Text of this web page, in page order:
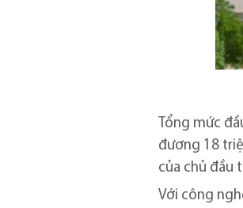
Tổng mức
đương 18
của chủ đầu
Với công